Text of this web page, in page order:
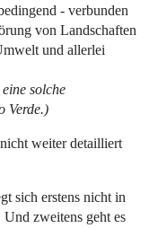
- verbunden
von Landschaften
und allerlei
solche
Verde.)
weiter detailliert
sich erstens nicht in
zweitens geht es